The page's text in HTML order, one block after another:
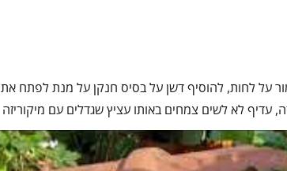
על לחות, להוסיף דשן על בסיס חנקן על מנת לפתח את
לא לשים צמחים באותו עציץ שגדלים עם מיקוריזה